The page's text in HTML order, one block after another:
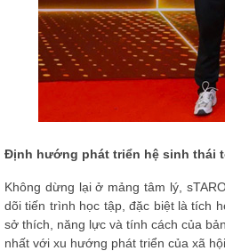
Định hướng phát triển hệ sinh thái
Không dừng lại ở mảng tâm lý,
dõi tiến trình học tập, đặc biệt là tích
sở thích, năng lực và tính cách của
nhất với xu hướng phát triển của xã hội.